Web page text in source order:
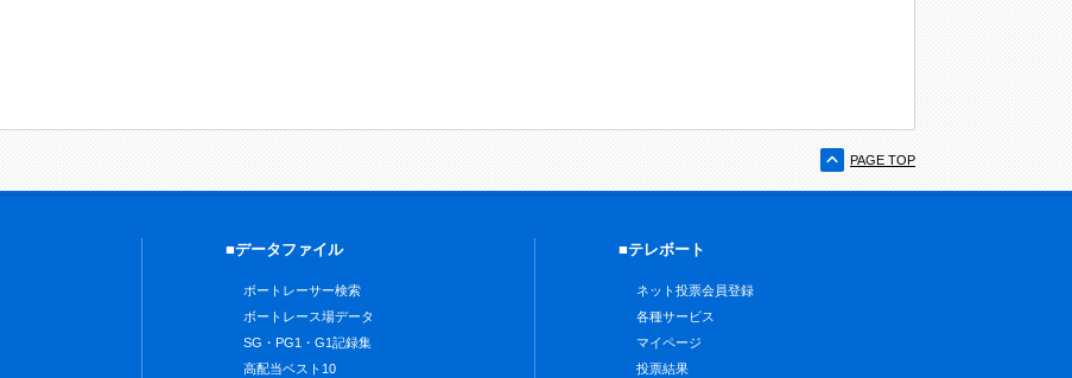
PAGE TOP
■データファイル
ボートレーサー検索
ボートレース場データ
SG・PG1・G1記録集
高配当ベスト10
■テレボート
ネット投票会員登録
各種サービス
マイページ
投票結果